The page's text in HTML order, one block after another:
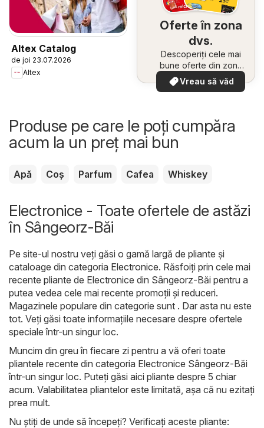
Altex Catalog
de joi 23.07.2026
Altex
Oferte în zona
dvs.
Descoperiți cele mai
bune oferte din zona
dumneavoastră
Vreau să văd
Produse pe care le poți cumpăra
acum la un preț mai bun
Apă Coș Parfum Cafea Whiskey
Electronice - Toate ofertele de astăzi
în Sângeorz-Băi
Pe site-ul nostru veți găsi o gamă largă de pliante și
cataloage din categoria Electronice. Răsfoiți prin cele mai
recente pliante de Electronice din Sângeorz-Băi pentru a
putea vedea cele mai recente promoții și reduceri.
Magazinele populare din categorie sunt . Dar asta nu este
tot. Veți găsi toate informațiile necesare despre ofertele
speciale într-un singur loc.
Muncim din greu în fiecare zi pentru a vă oferi toate
pliantele recente din categoria Electronice Sângeorz-Băi
într-un singur loc. Puteți găsi aici pliante despre 5 chiar
acum. Valabilitatea pliantelor este limitată, așa că nu ezitați
prea mult.
Nu știți de unde să începeți? Verificați aceste pliante: